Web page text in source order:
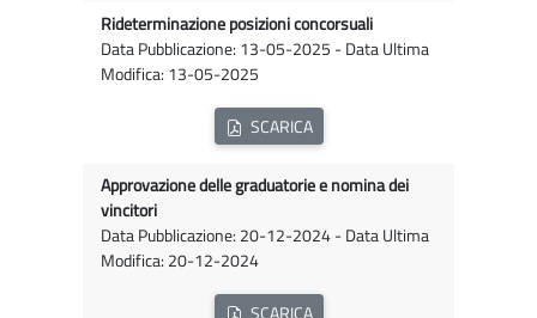
Rideterminazione posizioni concorsuali
Data Pubblicazione: 13-05-2025 - Data Ultima
Modifica: 13-05-2025
SCARICA
Approvazione delle graduatorie e nomina dei
vincitori
Data Pubblicazione: 20-12-2024 - Data Ultima
Modifica: 20-12-2024
SCARICA